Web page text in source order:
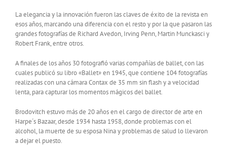
La elegancia y la innovación fueron las claves de éxito de la revista en
esos años, marcando una diferencia con el resto y por la que pasaron las
grandes fotografías de Richard Avedon, Irving Penn, Martin Munckasci y
Robert Frank, entre otros.
A finales de los años 30 fotografió varias compañías de ballet, con las
cuales publicó su libro «Ballet» en 1945, que contiene 104 fotografías
realizadas con una cámara Contax de 35 mm sin flash y a velocidad
lenta, para capturar los momentos mágicos del ballet.
Brodovitch estuvo más de 20 años en el cargo de director de arte en
Harpe´s Bazaar, desde 1934 hasta 1958, donde problemas con el
alcohol, la muerte de su esposa Nina y problemas de salud lo llevaron
a dejar el puesto.